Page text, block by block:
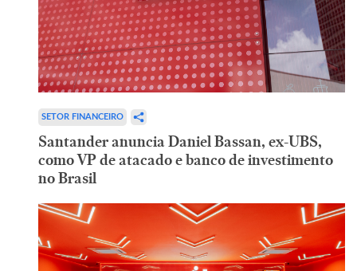
SETOR FINANCEIRO
Santander anuncia Daniel Bassan, ex-UBS,
como VP de atacado e banco de investimento
no Brasil